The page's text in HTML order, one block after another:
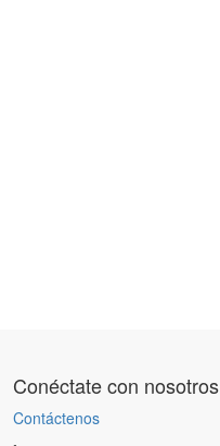
Conéctate con nosotros
Contáctenos